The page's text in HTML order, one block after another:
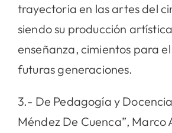
trayectoria en las artes del
siendo su producción
enseñanza, cimientos para
futuras generaciones.
3.- De Pedagogía y
Méndez De Cuenca”, Marco